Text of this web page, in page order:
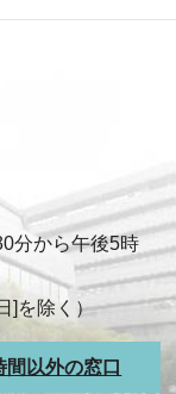
分から午後5時
]を除く）
間以外の窓口